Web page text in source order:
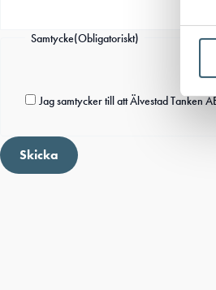
Samtycke(Obligatoriskt)
Jag samtycker till att Älvestad Tanken
Skicka